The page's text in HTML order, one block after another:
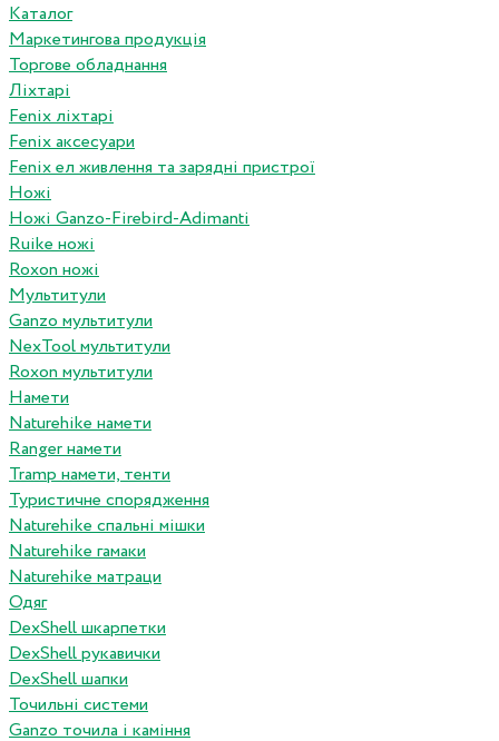
Каталог
Маркетингова продукція
Торгове обладнання
Ліхтарі
Fenix ліхтарі
Fenix аксесуари
Fenix ел живлення та зарядні пристрої
Ножі
Ножі Ganzo-Firebird-Adimanti
Ruike ножі
Roxon ножi
Мультитули
Ganzo мультитули
NexTool мультитули
Roxon мультитули
Намети
Naturehike намети
Ranger намети
Tramp намети, тенти
Туристичне спорядження
Naturehike спальні мішки
Naturehike гамаки
Naturehike матраци
Одяг
DexShell шкарпетки
DexShell рукавички
DexShell шапки
Точильні системи
Ganzo точила і каміння